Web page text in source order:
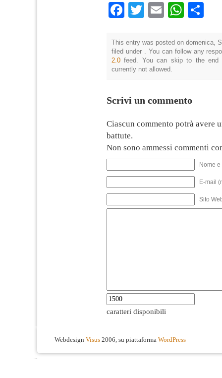
Facebook
TwitterEmail
This entry was posted on domenica,
filed under . You can follow any
2.0 feed. You can skip to the end
currently not allowed.
Scrivi un commento
Ciascun commento potrà avere
battute.
Non sono ammessi commenti
Nome
E-mail
Sito
caratteri disponibili
Webdesign Visus 2006, su piattaforma WordPress